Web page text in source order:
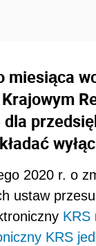
miesiąca
2020 r. o
ustaw
KRS
KRS